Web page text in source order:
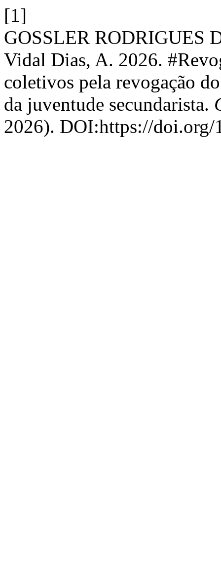
[1]
GOSSLER RODRIGUES
Vidal Dias, A. 2026.
coletivos pela revogação
da juventude secundarista.
2026). DOI:https://doi.org/